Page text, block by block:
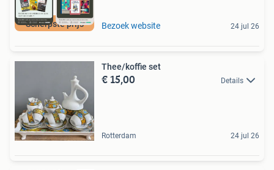
Scherpste prijs Bezoek website 24 jul 26
Thee/koffie set
€ 15,00 Details
Rotterdam 24 jul 26